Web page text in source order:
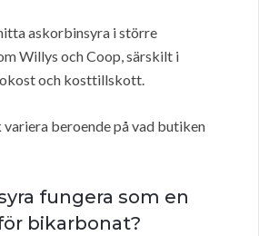
askorbinsyra i större
Willys och Coop, särskilt i
och kosttillskott.
beroende på vad butiken
fungera som en
bikarbonat?